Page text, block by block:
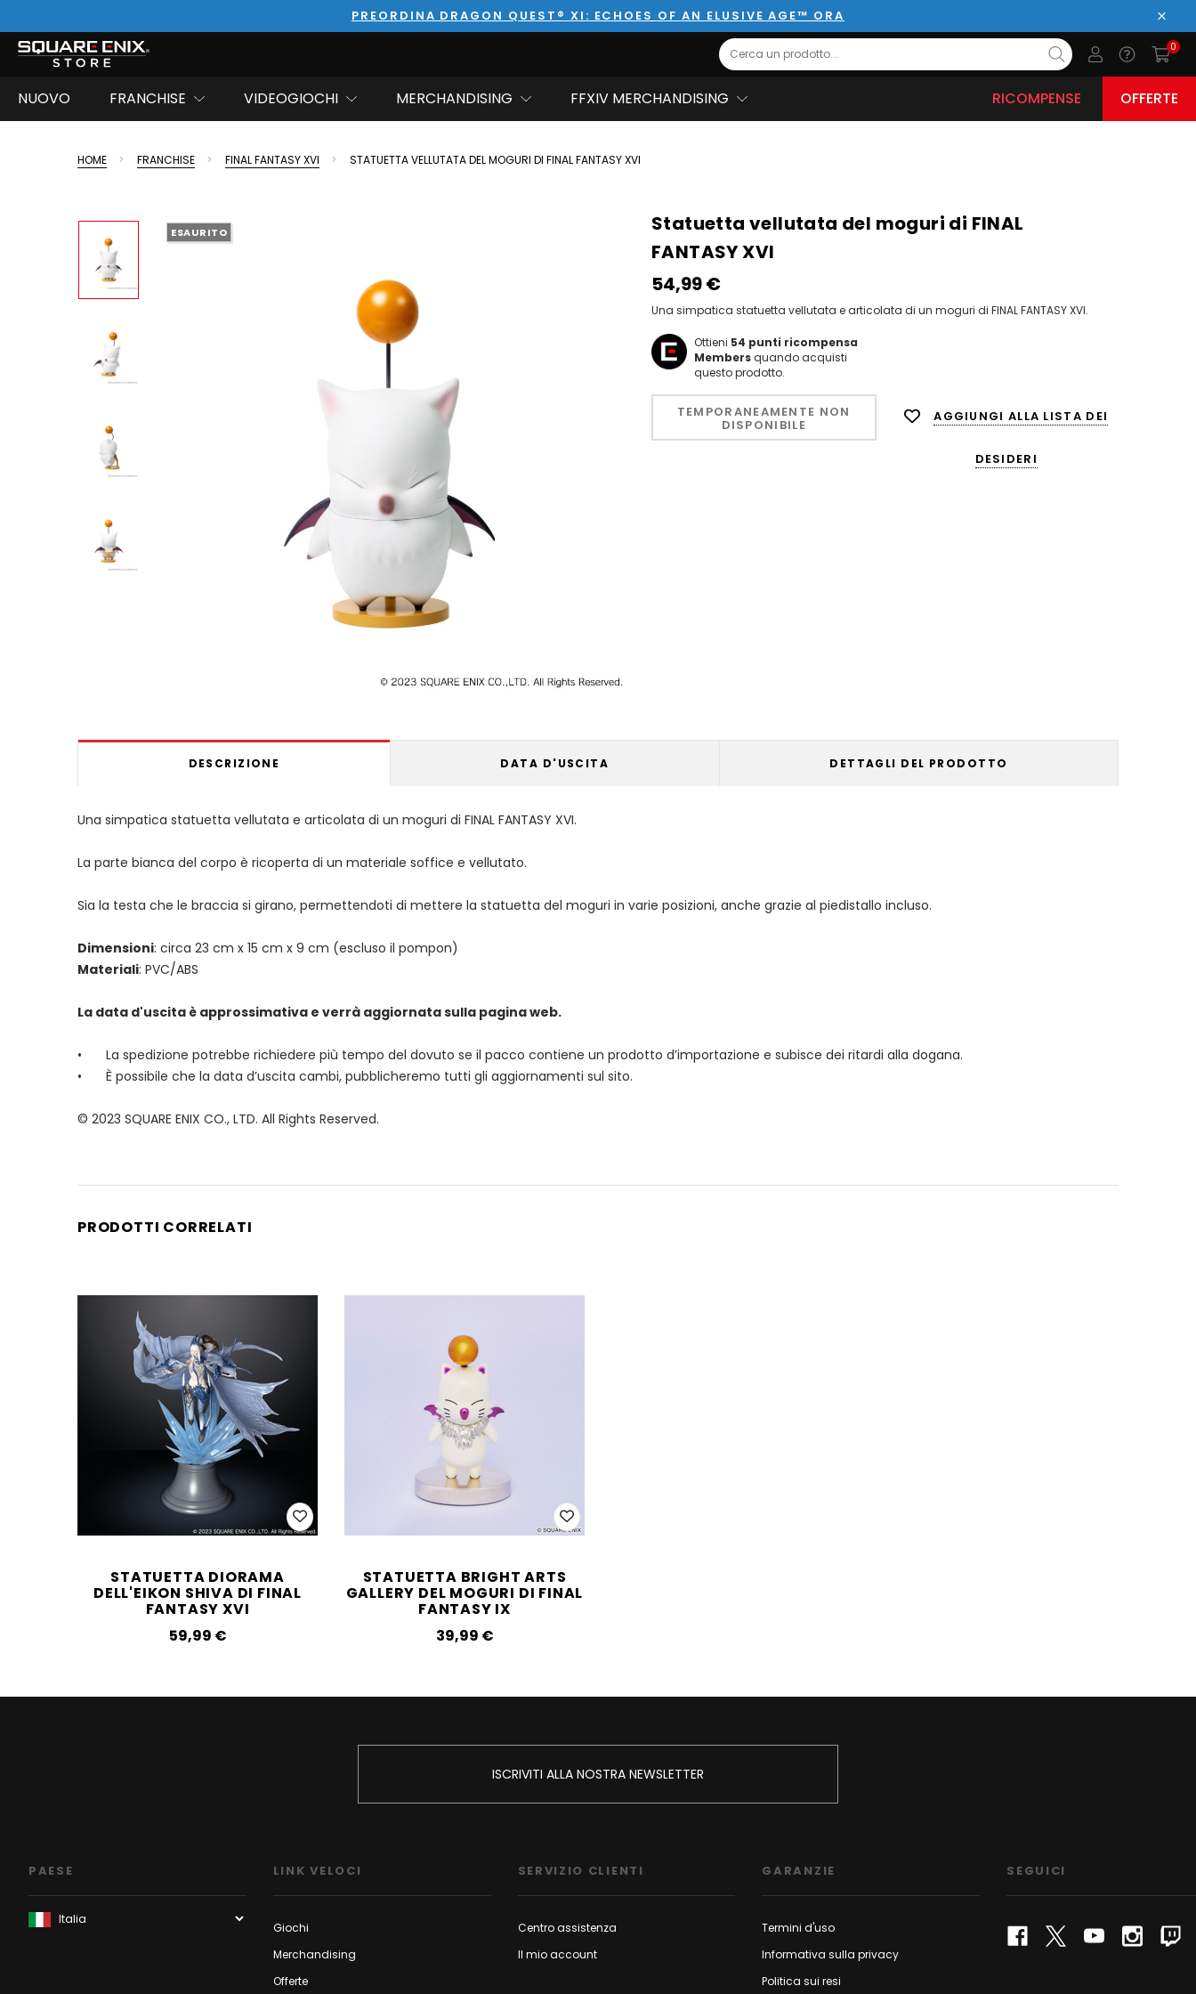
PREORDINA DRAGON QUEST® XI: ECHOES OF AN ELUSIVE AGE™ ORA
Search
0
NUOVO FRANCHISE VIDEOGIOCHI MERCHANDISING FFXIV MERCHANDISING RICOMPENSE OFFERTE
HOME FRANCHISE FINAL FANTASY XVI STATUETTA VELLUTATA DEL MOGURI DI FINAL FANTASY XVI
ESAURITO
Statuetta vellutata del moguri di FINAL
FANTASY XVI
54,99‎ ‎€
Una simpatica statuetta vellutata e articolata di un moguri di FINAL FANTASY XVI.
Ottieni 54 punti ricompensa
Membersquando acquisti
questo prodotto.
TEMPORANEAMENTE NON
DISPONIBILE
AGGIUNGI ALLA LISTA DEI
DESIDERI
DESCRIZIONE DATA D'USCITA DETTAGLI DEL PRODOTTO
Una simpatica statuetta vellutata e articolata di un moguri di FINAL FANTASY XVI.
La parte bianca del corpo è ricoperta di un materiale soffice e vellutato.
Sia la testa che le braccia si girano, permettendoti di mettere la statuetta del moguri in varie posizioni, anche grazie al piedistallo incluso.
Dimensioni: circa 23 cm x 15 cm x 9 cm (escluso il pompon)
Materiali: PVC/ABS
La data d'uscita è approssimativa e verrà aggiornata sulla pagina web.
•
La spedizione potrebbe richiedere più tempo del dovuto se il pacco contiene un prodotto d’importazione e subisce dei ritardi alla dogana.
•
È possibile che la data d’uscita cambi, pubblicheremo tutti gli aggiornamenti sul sito.
© 2023 SQUARE ENIX CO., LTD. All Rights Reserved.
PRODOTTI CORRELATI
STATUETTA DIORAMA
DELL'EIKON SHIVA DI FINAL
FANTASY XVI
59,99‎ ‎€
STATUETTA BRIGHT ARTS
GALLERY DEL MOGURI DI FINAL
FANTASY IX
39,99‎ ‎€
ISCRIVITI ALLA NOSTRA NEWSLETTER
PAESE LINK VELOCI
Giochi
Merchandising
Offerte
SERVIZIO CLIENTI
Centro assistenza
Il mio account
GARANZIE
Termini d'uso
Informativa sulla privacy
Politica sui resi
SEGUICI